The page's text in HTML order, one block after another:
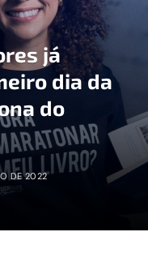
já
dia da
do
DE 2022